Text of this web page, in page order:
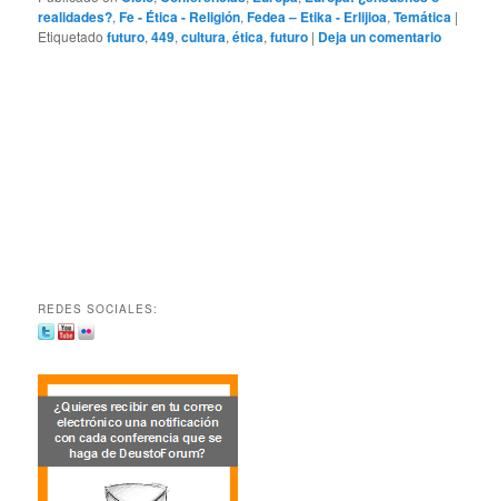
realidades?,Fe - Ética - Religión,Fedea – Etika - Erlijioa,Temática |
Etiquetado futuro,449,cultura,ética,futuro | Deja un comentario
REDES SOCIALES: